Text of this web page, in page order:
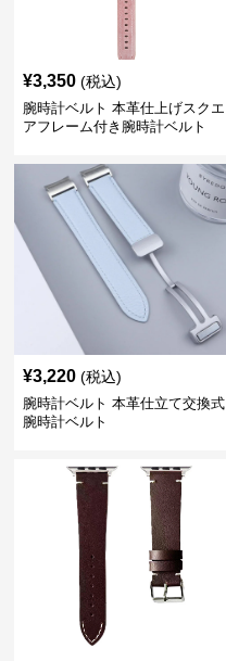
¥3,350 (税込)
腕時計ベルト 本革仕上げスクエ
アフレーム付き腕時計ベルト
¥3,220 (税込)
腕時計ベルト 本革仕立て交換式
腕時計ベルト